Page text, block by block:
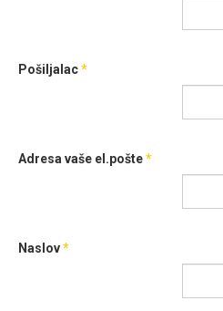
Pošiljalac*
Adresa vaše el.pošte*
Naslov*